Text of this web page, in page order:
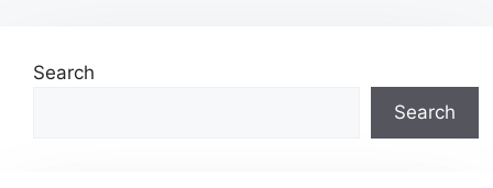
Search
Search